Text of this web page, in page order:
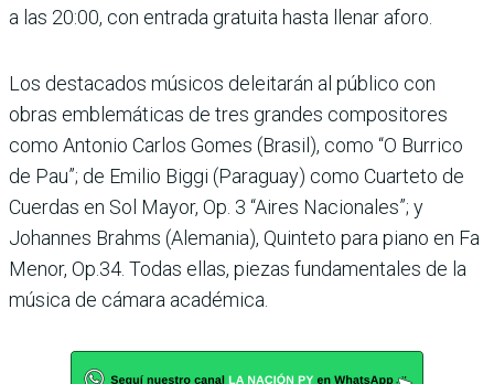
a las 20:00, con entrada gratuita hasta lle­nar aforo.
Los destacados músicos deleitarán al público con
obras emblemáticas de tres grandes compositores
como Antonio Carlos Gomes (Bra­sil), como “O Burrico
de Pau”; de Emilio Biggi (Paraguay) como Cuarteto de
Cuerdas en Sol Mayor, Op. 3 “Aires Nacionales”; y
Johannes Brahms (Alemania), Quin­teto para piano en Fa
Menor, Op.34. Todas ellas, piezas fundamentales de la
música de cámara académica.